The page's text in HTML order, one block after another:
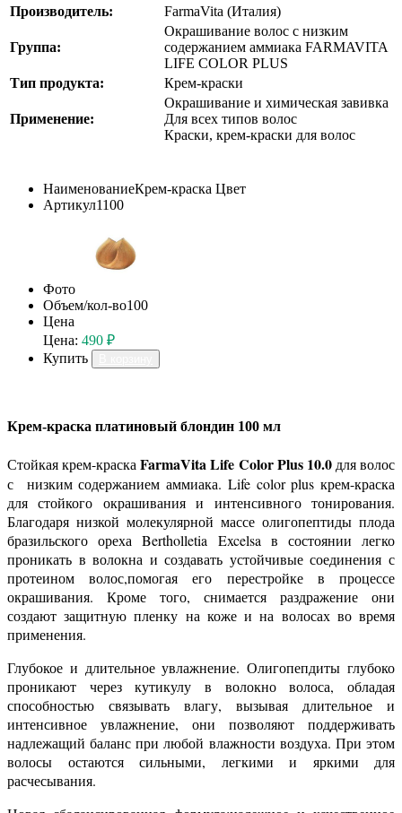
Производитель:
FarmaVita (Италия)
Группа:
Окрашивание волос с низким
содержанием аммиака FARMAVITA
LIFE COLOR PLUS
Тип продукта:
Крем-краски
Применение:
Окрашивание и химическая завивка
Для всех типов волос
Краски, крем-краски для волос
НаименованиеКрем-краска Цвет
Артикул1100
Фото
Объем/кол-во100
Цена
Цена: 490 ₽
Купить
Крем-краска платиновый блондин 100 мл
Стойкая крем-краскаFarmaVita Life Color Plus 10.0для волос
с низким содержанием аммиака. Life color plus крем-краска
для стойкого окрашивания и интенсивного тонирования.
Благодаря низкой молекулярной массе олигопептиды плода
бразильского ореха Bertholletia Excelsa в состоянии легко
проникать в волокна и создавать устойчивые соединения с
протеином волос,помогая его перестройке в процессе
окрашивания. Кроме того, снимается раздражение они
создают защитную пленку на коже и на волосах во время
применения.
Глубокое и длительное увлажнение. Олигопепдиты глубоко
проникают через кутикулу в волокно волоса, обладая
способностью связывать влагу, вызывая длительное и
интенсивное увлажнение, они позволяют поддерживать
надлежащий баланс при любой влажности воздуха. При этом
волосы остаются сильными, легкими и яркими для
расчесывания.